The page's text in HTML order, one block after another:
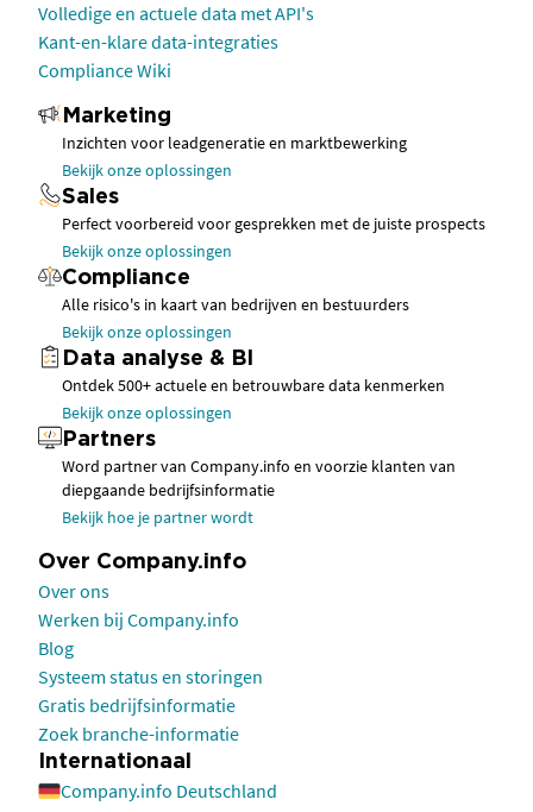
Volledige en actuele data met API's
Kant-en-klare data-integraties
Compliance Wiki
Marketing
Inzichten voor leadgeneratie en marktbewerking
Bekijk onze oplossingen
Sales
Perfect voorbereid voor gesprekken met de juiste prospects
Bekijk onze oplossingen
Compliance
Alle risico's in kaart van bedrijven en bestuurders
Bekijk onze oplossingen
Data analyse & BI
Ontdek 500+ actuele en betrouwbare data kenmerken
Bekijk onze oplossingen
Partners
Word partner van Company.info en voorzie klanten van
diepgaande bedrijfsinformatie
Bekijk hoe je partner wordt
Over Company.info
Over ons
Werken bij Company.info
Blog
Systeem status en storingen
Gratis bedrijfsinformatie
Zoek branche-informatie
Internationaal
Company.info Deutschland